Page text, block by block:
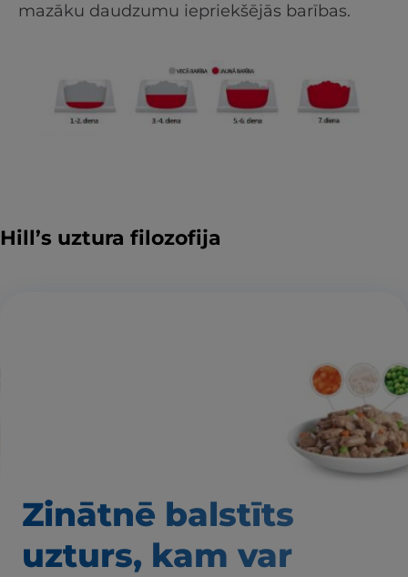
mazāku daudzumu iepriekšējās barības.
Hill’s uztura filozofija
Zinātnē balstīts
uzturs, kam var